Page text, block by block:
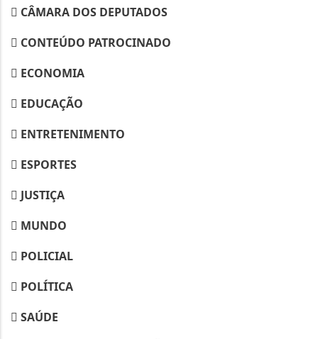
CÂMARA DOS DEPUTADOS
CONTEÚDO PATROCINADO
ECONOMIA
EDUCAÇÃO
ENTRETENIMENTO
ESPORTES
JUSTIÇA
MUNDO
POLICIAL
POLÍTICA
SAÚDE